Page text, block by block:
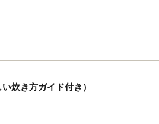
炊き方ガイド付き）